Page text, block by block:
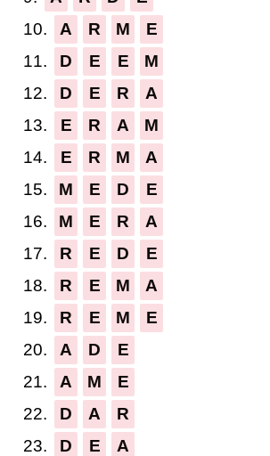
10.
A R M
E
11.
D E E
M
12.
D E R
A
13.
E R A
M
14.
E R M
A
15.
M E D
E
16.
M E R
A
17.
R E D
E
18.
R E M
A
19.
R E M
E
20.
A D
E
21.
A M
E
22.
D A
R
23.
D E
A